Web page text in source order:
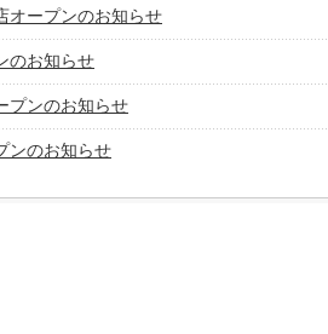
オープンのお知らせ
のお知らせ
プンのお知らせ
ンのお知らせ